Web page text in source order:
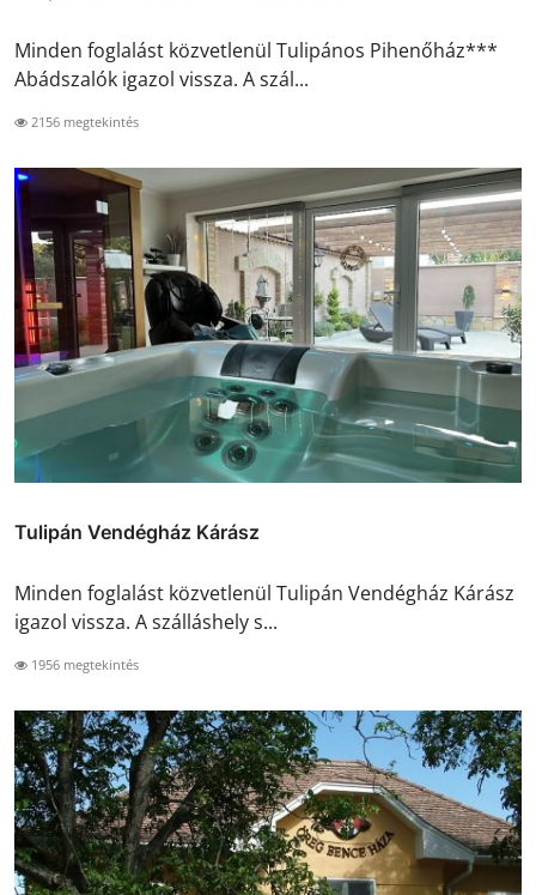
Minden foglalást közvetlenül Tulipános Pihenőház***
Abádszalók igazol vissza. A szál...
2156 megtekintés
Tulipán Vendégház Kárász
Minden foglalást közvetlenül Tulipán Vendégház Kárász
igazol vissza. A szálláshely s...
1956 megtekintés